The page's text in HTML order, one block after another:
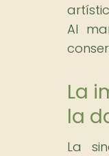
Al
La
la
La